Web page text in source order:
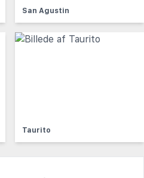
San Agustin
Taurito